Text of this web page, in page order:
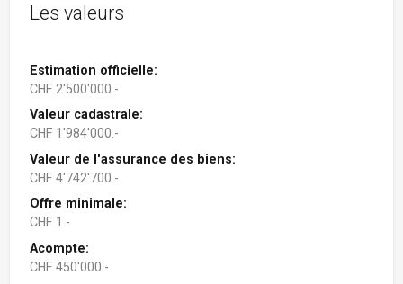
Les valeurs
Estimation officielle:
CHF 2'500'000.-
Valeur cadastrale:
CHF 1'984'000.-
Valeur de l'assurance des biens:
CHF 4'742'700.-
Offre minimale:
CHF 1.-
Acompte:
CHF 450'000.-